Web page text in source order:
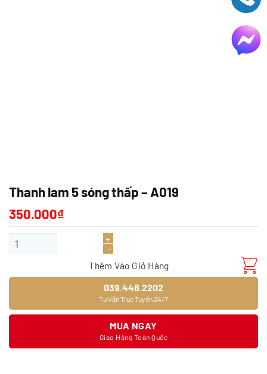
Thanh lam 5 sóng thấp – A019
350.000₫
Thanh lam 5 sóng thấp - A019 số lượng
Thêm Vào Giỏ Hàng
039.448.2202
Tư Vấn Trực Tuyến 24/7
MUA NGAY
Giao Hàng Toàn Quốc